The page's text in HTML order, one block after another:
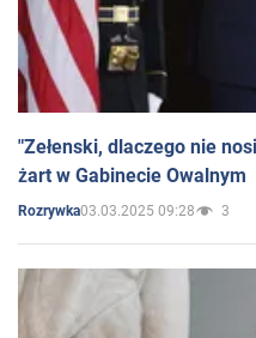
"Zełenski, dlaczego nie
żart w Gabinecie Owalnym
Rozrywka03.03.2025 09:28 3